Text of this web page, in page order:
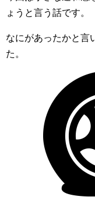
ょうと言う話です。
なにがあったかと言
た。